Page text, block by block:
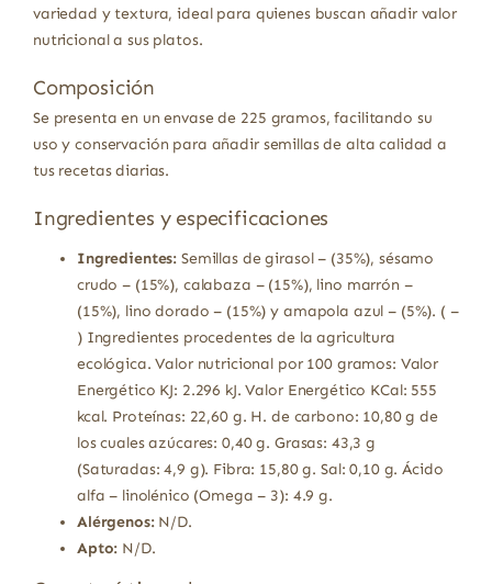
variedad y textura, ideal para quienes buscan añadir valor
nutricional a sus platos.
Composición
Se presenta en un envase de 225 gramos, facilitando su
uso y conservación para añadir semillas de alta calidad a
tus recetas diarias.
Ingredientes y especificaciones
Ingredientes: Semillas de girasol – (35%), sésamo
crudo – (15%), calabaza – (15%), lino marrón –
(15%), lino dorado – (15%) y amapola azul – (5%). ( –
) Ingredientes procedentes de la agricultura
ecológica. Valor nutricional por 100 gramos: Valor
Energético KJ: 2.296 kJ. Valor Energético KCal: 555
kcal. Proteínas: 22,60 g. H. de carbono: 10,80 g de
los cuales azúcares: 0,40 g. Grasas: 43,3 g
(Saturadas: 4,9 g). Fibra: 15,80 g. Sal: 0,10 g. Ácido
alfa – linolénico (Omega – 3): 4.9 g.
Alérgenos:N/D.
Apto: N/D.